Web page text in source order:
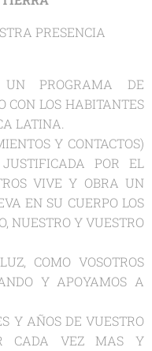
PRESENCIA
UN PROGRAMA DE
CON LOS HABITANTES
LATINA.
Y CONTACTOS)
POR EL
VIVE Y OBRA UN
EN SU CUERPO LOS
NUESTRO Y VUESTRO
COMO VOSOTROS
Y APOYAMOS A
Y AÑOS DE VUESTRO
CADA VEZ MAS Y